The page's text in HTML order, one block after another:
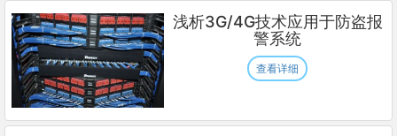
浅析3G/4G技术应用于防盗报
警系统
查看详细